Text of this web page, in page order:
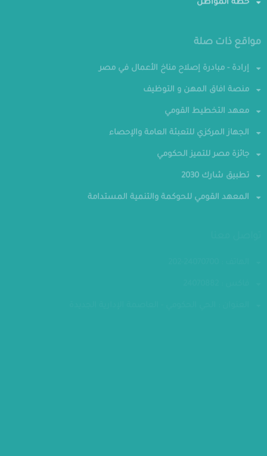
خطة المواطن
مواقع ذات صلة
إرادة - مبادرة إصلاح مناخ الأعمال في مصر
معهد التخطيط القومي
الجهاز المركزي للتعبئة العامة والإحصاء
جائزة مصر للتميز الحكومي
المعهد القومي للحوكمة والتنمية المستدامة